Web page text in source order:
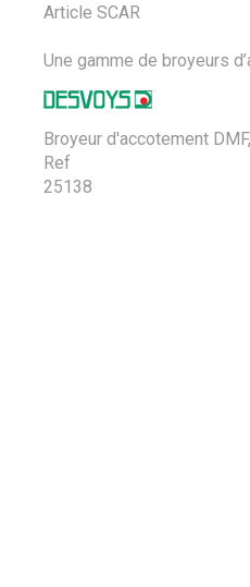
Article SCAR
Une gamme de broyeurs
Broyeur d'accotement
Ref
25138